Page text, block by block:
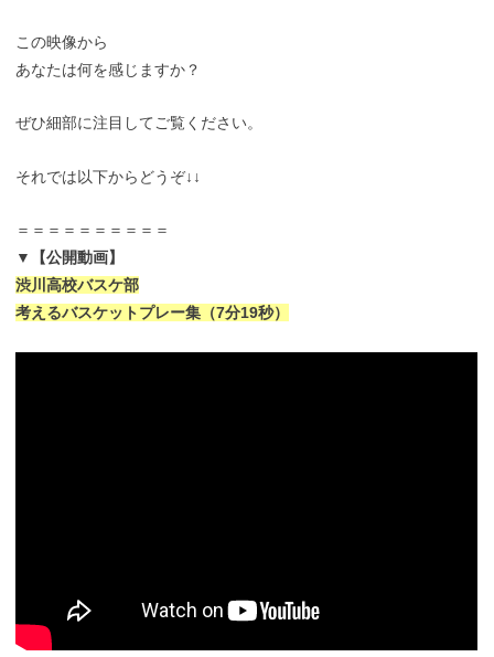
この映像から
あなたは何を感じますか？
ぜひ細部に注目してご覧ください。
それでは以下からどうぞ↓↓
＝＝＝＝＝＝＝＝＝＝
▼【公開動画】
渋川高校バスケ部
考えるバスケットプレー集（7分19秒）